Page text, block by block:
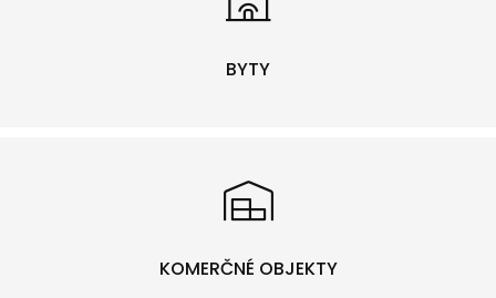
BYTY
KOMERČNÉ OBJEKTY